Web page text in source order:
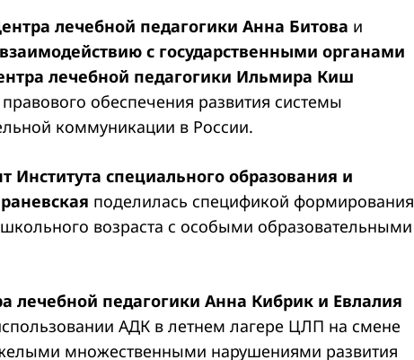
лечебной педагогики Анна Битова и
с государственными органами
лечебной педагогики Ильмира Киш
обеспечения развития системы
коммуникации в России.
Института специального образования и
поделилась спецификой формирования
возраста с особыми образовательными
лечебной педагогики Анна Кибрик и Евлалия
АДК в летнем лагере ЦЛП на смене
множественными нарушениями развития